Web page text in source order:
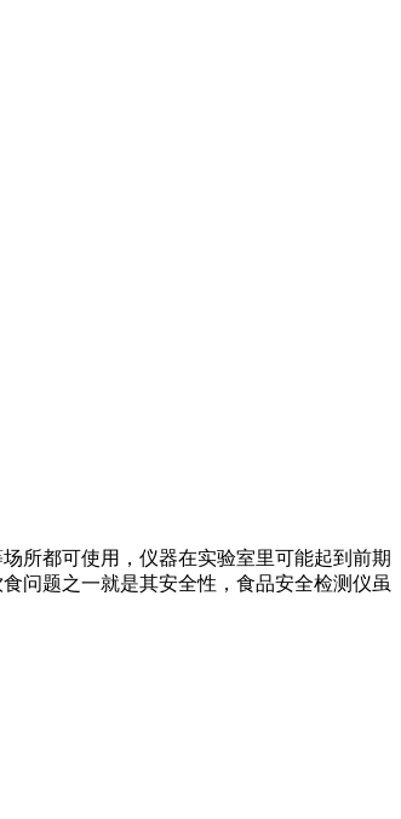
所都可使用，仪器在实验室里可能起到前期
问题之一就是其安全性，食品安全检测仪虽